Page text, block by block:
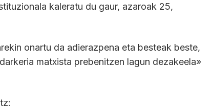
kaleratu du gaur, azaroak 25,
onartu da adierazpena eta besteak beste,
matxista prebenitzen lagun dezakeela»